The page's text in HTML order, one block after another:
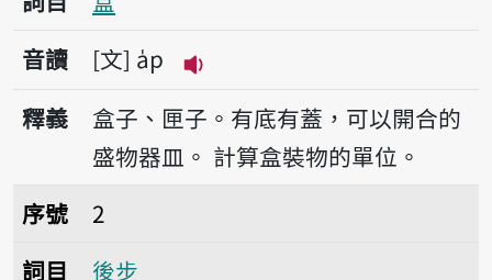
音讀
文 a̍p
播放音讀a̍p
釋義
盒子、匣子。有底有蓋，可以開合的
盛物器皿。 計算盒裝物的單位。
序號2後步
序號
2
詞目
後步